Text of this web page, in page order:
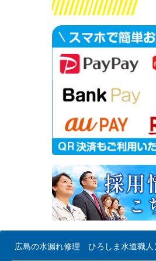
広島の水漏れ修理 ひろしま水道職人